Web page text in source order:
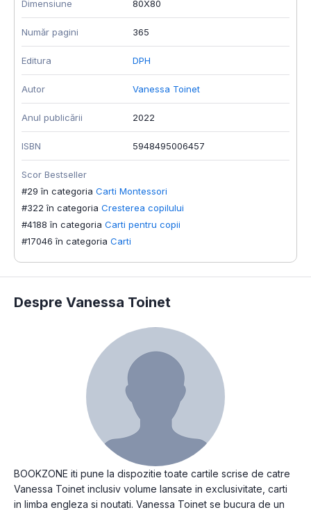
Dimensiune 80X80
Număr pagini 365
Editura DPH
Autor Vanessa Toinet
Anul publicării 2022
ISBN 5948495006457
Scor Bestseller
#29 în categoria Carti Montessori
#322 în categoria Cresterea copilului
#4188 în categoria Carti pentru copii
#17046 în categoria Carti
Despre Vanessa Toinet
BOOKZONE iti pune la dispozitie toate cartile scrise de catre
Vanessa Toinet inclusiv volume lansate in exclusivitate, carti
in limba engleza si noutati. Vanessa Toinet se bucura de un